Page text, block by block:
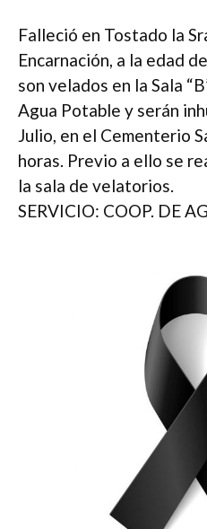
Falleció en Tostado la
Encarnación, a la edad
son velados en la Sala
Agua Potable y serán
Julio, en el Cementerio
horas. Previo a ello se
la sala de velatorios.
SERVICIO: COOP. DE